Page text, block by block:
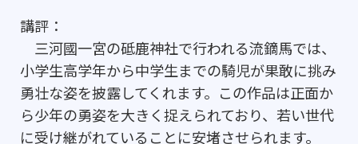
講評：
三河國一宮の砥鹿神社で行われる流鏑馬では、
小学生高学年から中学生までの騎児が果敢に挑み
勇壮な姿を披露してくれます。この作品は正面か
ら少年の勇姿を大きく捉えられており、若い世代
に受け継がれていることに安堵させられます。